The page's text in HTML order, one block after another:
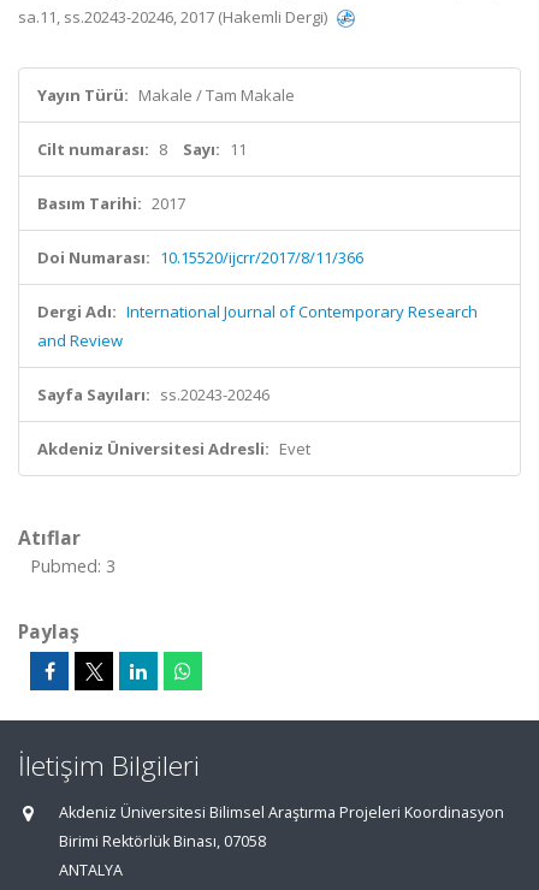
sa.11, ss.20243-20246, 2017 (Hakemli Dergi)
Yayın Türü: Makale / Tam Makale
Cilt numarası: 8 Sayı: 11
Basım Tarihi: 2017
Doi Numarası: 10.15520/ijcrr/2017/8/11/366
Dergi Adı: International Journal of Contemporary Research
and Review
Sayfa Sayıları: ss.20243-20246
Akdeniz Üniversitesi Adresli: Evet
Atıflar
Pubmed: 3
Paylaş
İletişim Bilgileri
Akdeniz Üniversitesi Bilimsel Araştırma Projeleri Koordinasyon
Birimi Rektörlük Binası, 07058
ANTALYA